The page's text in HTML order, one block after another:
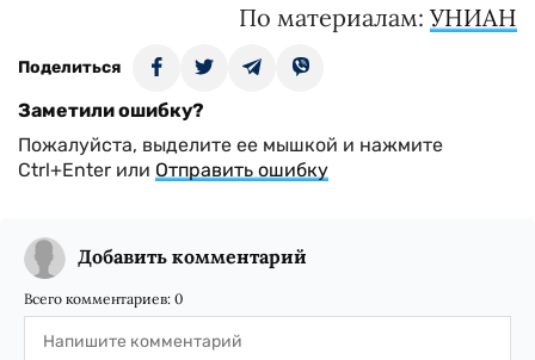
По материалам: УНИАН
Поделиться
Заметили ошибку?
Пожалуйста, выделите ее мышкой и нажмите
Ctrl+Enter или Отправить ошибку
Добавить комментарий
Всего комментариев: 0